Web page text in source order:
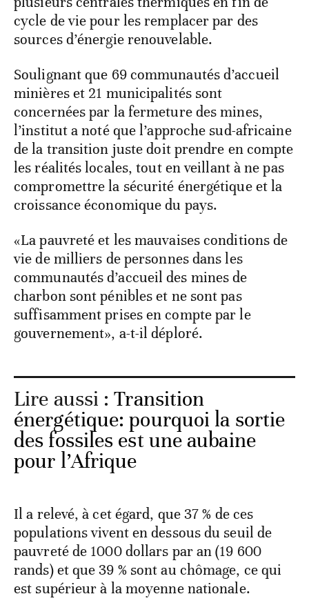
cycle de vie pour les remplacer par des
sources d’énergie renouvelable.
Soulignant que 69 communautés d’accueil
minières et 21 municipalités sont
concernées par la fermeture des mines,
l’institut a noté que l’approche sud-africaine
de la transition juste doit prendre en compte
les réalités locales, tout en veillant à ne pas
compromettre la sécurité énergétique et la
croissance économique du pays.
«La pauvreté et les mauvaises conditions de
vie de milliers de personnes dans les
communautés d’accueil des mines de
charbon sont pénibles et ne sont pas
suffisamment prises en compte par le
gouvernement», a-t-il déploré.
Lire aussi :Transition
énergétique: pourquoi la sortie
des fossiles est une aubaine
pour l’Afrique
Il a relevé, à cet égard, que 37 % de ces
populations vivent en dessous du seuil de
pauvreté de 1000 dollars par an (19 600
rands) et que 39 % sont au chômage, ce qui
est supérieur à la moyenne nationale.